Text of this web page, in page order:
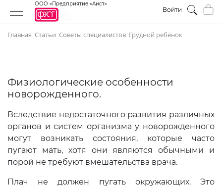
ООО «Предприятие «Аист»
Войти
Главная Статьи Советы специалистов Грудной ребёнок
Физиологические особенности
новорожденного.
Вследствие недостаточного развития различных
органов и систем организма у новорожденного
могут возникать состояния, которые часто
пугают мать, хотя они являются обычными и
порой не требуют вмешательства врача.
Плач не должен пугать окружающих. Это